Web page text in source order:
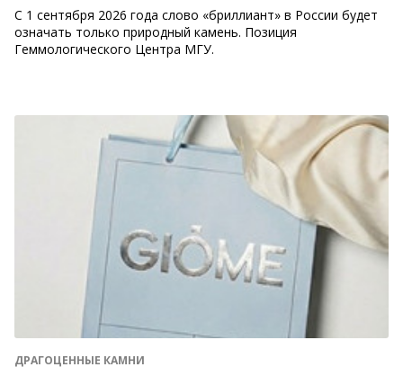
С 1 сентября 2026 года слово «бриллиант» в России будет
означать только природный камень. Позиция
Геммологического Центра МГУ.
ДРАГОЦЕННЫЕ КАМНИ